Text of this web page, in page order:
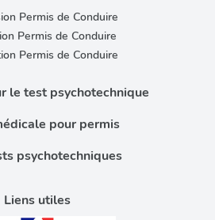
Liens utiles
Permis de Conduire
Permis de Conduire
Permis de Conduire
le test psychotechnique
pour permis
psychotechniques